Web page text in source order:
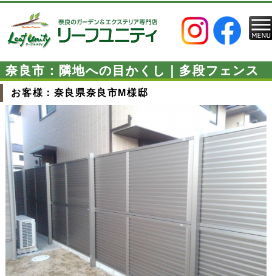
奈良市：隣地への目かくし｜多段フェンス
お客様：奈良県奈良市M様邸